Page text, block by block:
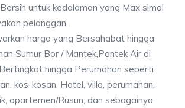
untuk kedalaman yang Max simal
pelanggan.
harga yang Bersahabat hingga
Sumur Bor / Mantek,Pantek Air di
hingga Perumahan seperti
kos-kosan, Hotel, villa, perumahan,
apartemen/Rusun, dan sebagainya.